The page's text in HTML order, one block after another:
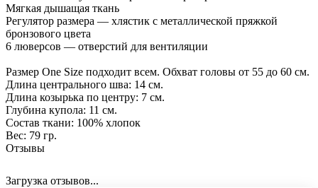
Мягкая дышащая ткань
Регулятор размера — хлястик с металлической пряжкой
бронзового цвета
6 люверсов — отверстий для вентиляции
Размер One Size подходит всем. Обхват головы от 55 до 60 см.
Длина центрального шва: 14 см.
Длина козырька по центру: 7 см.
Глубина купола: 11 см.
Состав ткани: 100% хлопок
Вес: 79 гр.
Отзывы
Загрузка отзывов...